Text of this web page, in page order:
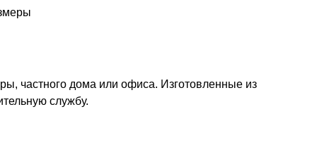
частного дома или офиса. Изготовленные из
службу.